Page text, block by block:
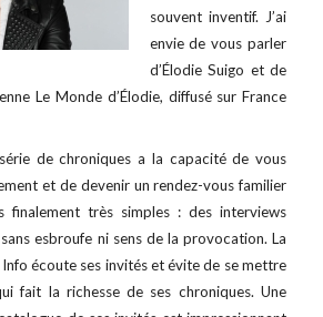
souvent inventif. J’ai
envie de vous parler
d’Élodie Suigo et de
Le Monde d’Élodie, diffusé sur France
de chroniques a la capacité de vous
et de devenir un rendez-vous familier
finalement très simples : des interviews
esbroufe ni sens de la provocation. La
écoute ses invités et évite de se mettre
fait la richesse de ses chroniques. Une